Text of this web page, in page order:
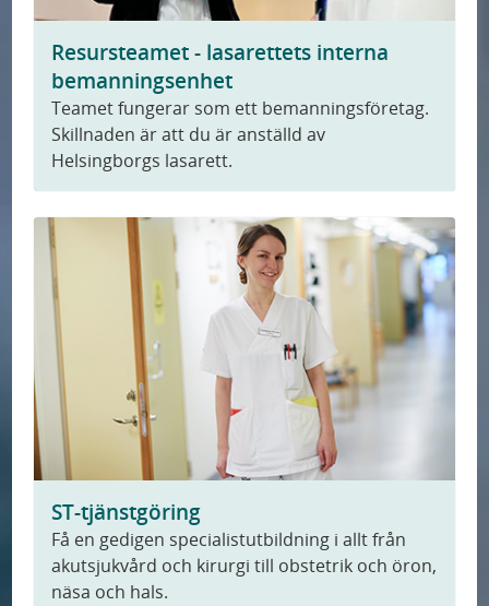
Resursteamet - lasarettets interna
bemanningsenhet
Teamet fungerar som ett bemanningsföretag.
Skillnaden är att du är anställd av
Helsingborgs lasarett.
ST-tjänstgöring
Få en gedigen specialistutbildning i allt från
akutsjukvård och kirurgi till obstetrik och öron,
näsa och hals.